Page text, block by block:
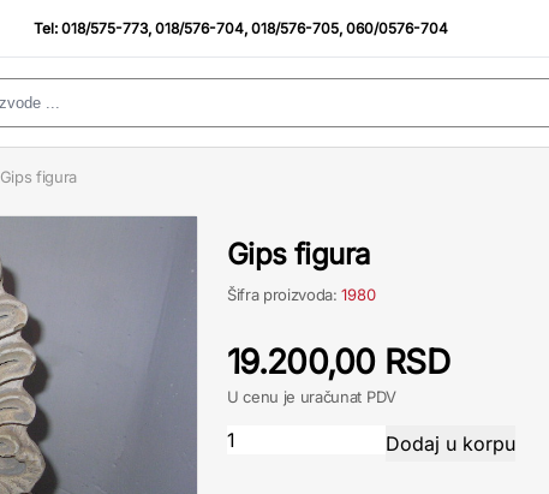
Tel:018/575-773,018/576-704,018/576-705,060/0576-704
Gips figura
Gips figura
Šifra proizvoda:1980
19.200,00 RSD
U cenu je uračunat PDV